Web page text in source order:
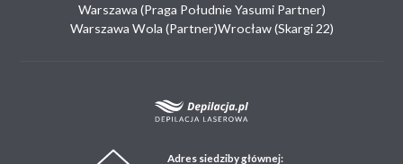
Warszawa (Praga Południe Yasumi Partner)
Warszawa Wola (Partner)Wrocław (Skargi 22)
Adres siedziby głównej: